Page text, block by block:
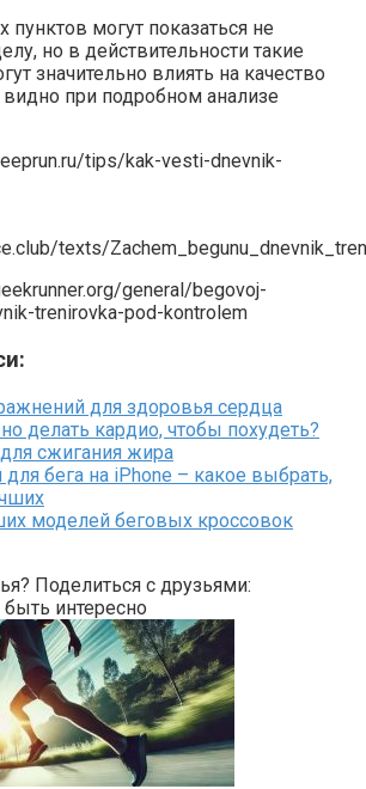
пунктов могут показаться не
но в действительности такие
значительно влиять на качество
видно при подробном анализе
tips/kak-vesti-dnevnik-
texts/
general/begovoj-
trenirovka-pod-kontrolem
для здоровья сердца
делать кардио, чтобы похудеть?
сжигания жира
бега на iPhone – какое выбрать,
моделей беговых кроссовок
Поделиться с друзьями:
интересно